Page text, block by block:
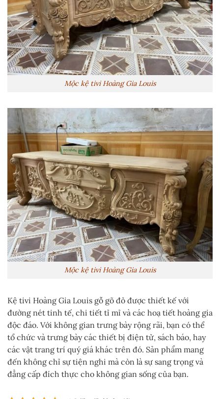
Mộc kệ tivi Hoàng Gia Louis
Mộc kệ tivi Hoàng Gia Louis
Kệ tivi Hoàng Gia Louis gỗ gõ đỏ được thiết kế với
đường nét tinh tế, chi tiết tỉ mỉ và các hoạ tiết hoàng gia
độc đáo. Với không gian trưng bày rộng rãi, bạn có thể
tổ chức và trưng bày các thiết bị điện tử, sách báo, hay
các vật trang trí quý giá khác trên đó. Sản phẩm mang
đến không chỉ sự tiện nghi mà còn là sự sang trọng và
đẳng cấp đích thực cho không gian sống của bạn.